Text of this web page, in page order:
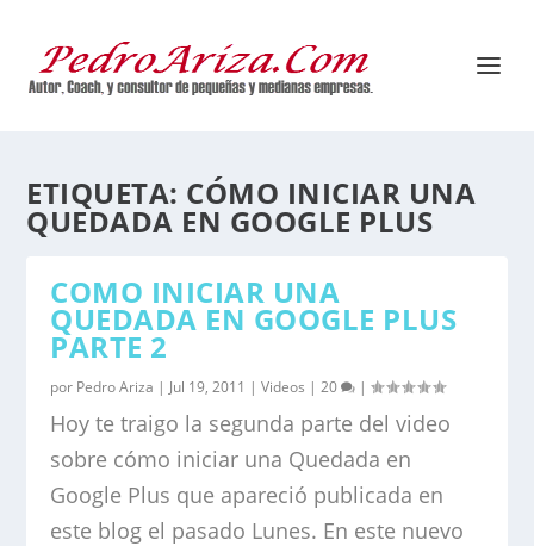
ETIQUETA: CÓMO INICIAR UNA
QUEDADA EN GOOGLE PLUS
COMO INICIAR UNA
QUEDADA EN GOOGLE PLUS
PARTE 2
por Pedro Ariza | Jul 19, 2011 |Videos |20 |
Hoy te traigo la segunda parte del video
sobre cómo iniciar una Quedada en
Google Plus que apareció publicada en
este blog el pasado Lunes. En este nuevo